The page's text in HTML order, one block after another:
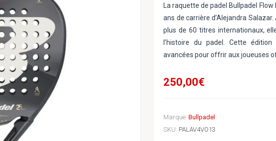
La raquette de padel Bullpadel
ans de carrière d’Alejandra
plus de 60 titres internationaux,
l’histoire du padel. Cette
avancées pour offrir aux joueuses
250,00€
Marque: Bullpadel
SKU: PALAV4VO13